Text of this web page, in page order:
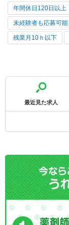
年間休日120日以上
未経験者も応募可能
残業月10ｈ以下
最近見た求人